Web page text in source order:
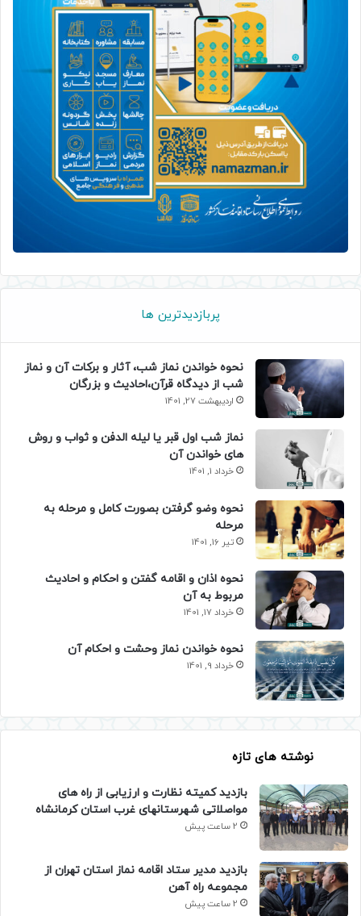
پربازدیدترین ها
نحوه خواندن نماز شب، آثار و برکات آن و نماز
شب از دیدگاه قرآن،احادیث و بزرگان
اردیبهشت 27, 1401
نماز شب اول قبر یا لیله الدفن و ثواب و روش
های خواندن آن
خرداد 1, 1401
نحوه وضو گرفتن بصورت کامل و مرحله به
مرحله
تیر 16, 1401
نحوه اذان و اقامه گفتن و احکام و احادیث
مربوط به آن
خرداد 17, 1401
نحوه خواندن نماز وحشت و احکام آن
خرداد 9, 1401
نوشته های تازه
بازدید کمیته نظارت و ارزیابی از راه های
مواصلاتی شهرستانهای غرب استان کرمانشاه
2 ساعت پیش
بازدید مدیر ستاد اقامه نماز استان تهران از
مجموعه راه آهن
2 ساعت پیش